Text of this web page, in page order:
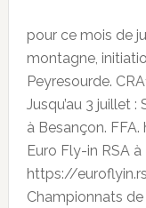
pour ce mois de
montagne,
Peyresourde.
Jusqu’au 3 juillet
à Besançon.
Euro Fly-in RSA
https://
Championnats